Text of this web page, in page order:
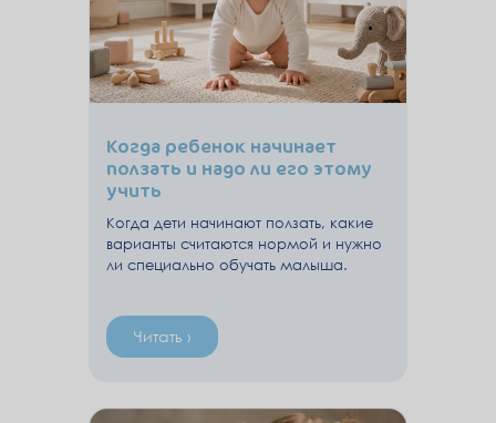
Когда ребенок начинает
ползать и надо ли его этому
учить
Когда дети начинают ползать, какие
варианты считаются нормой и нужно
ли специально обучать малыша.
Читать ›